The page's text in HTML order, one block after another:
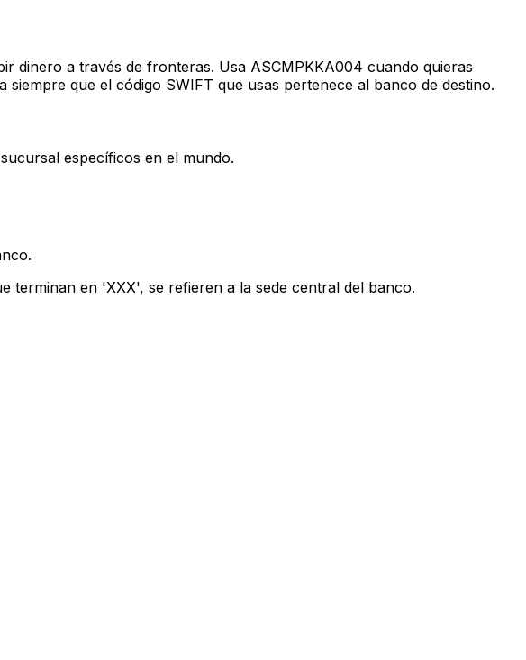
dinero a través de fronteras. Usa ASCMPKKA004 cuando quieras
que el código SWIFT que usas pertenece al banco de destino.
específicos en el mundo.
terminan en 'XXX', se refieren a la sede central del banco.